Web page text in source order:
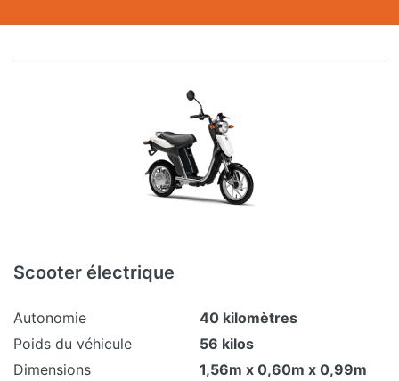
Scooter électrique
Autonomie
40 kilomètres
Poids du véhicule
56 kilos
Dimensions
1,56m x 0,60m x 0,99m